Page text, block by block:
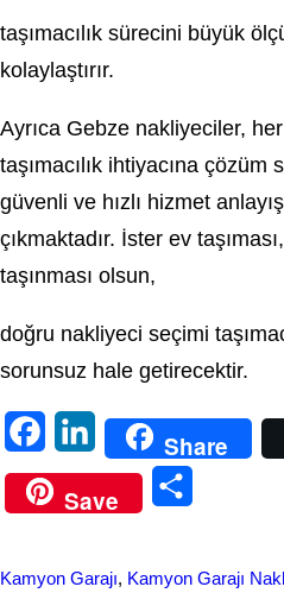
taşımacılık sürecini büyük
kolaylaştırır.
Ayrıca Gebze nakliyeciler,
taşımacılık ihtiyacına çözüm
güvenli ve hızlı hizmet
çıkmaktadır. İster ev
taşınması olsun,
doğru nakliyeci seçimi
sorunsuz hale getirecektir.
a
c
i
n
Share
Save
Kamyon Garajı, Kamyon Garajı